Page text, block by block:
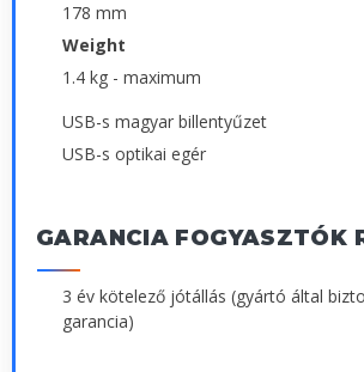
178 mm
Weight
1.4 kg - maximum
USB-s magyar billentyűzet
USB-s optikai egér
GARANCIA FOGYASZTÓK
3 év kötelező jótállás (gyártó által
garancia)